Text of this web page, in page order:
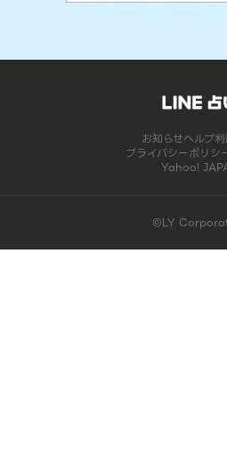
お知らせヘルプ
プライバシーポリシ
Yahoo!
©LY
このコンテンツは掲載が終了しま